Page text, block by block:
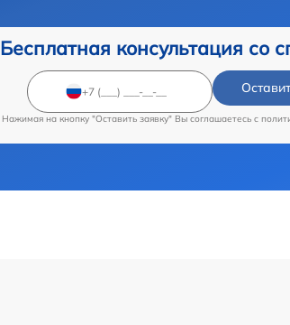
Бесплатная консультация со
Нажимая на кнопку "Оставить заявку" Вы соглашаетесь c